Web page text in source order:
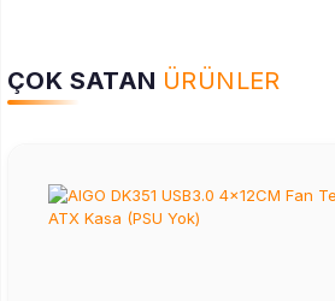
ÇOK SATAN ÜRÜNLER